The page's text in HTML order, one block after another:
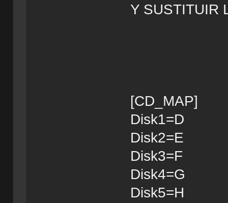
Y SUSTITUIR
[CD_MAP]
Disk1=D
Disk2=E
Disk3=F
Disk4=G
Disk5=H